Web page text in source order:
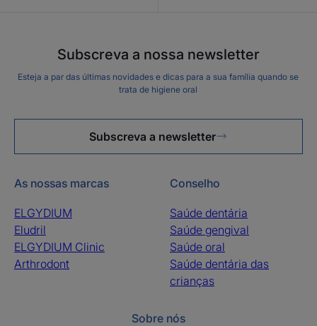
identificáveis pelas diferentes cores.
• FLEXÍVEL: limpeza completa facilitada por uma
rotação de 90° do escovilhão.
Subscreva a nossa newsletter
Esteja a par das últimas novidades e dicas para a sua família quando se
trata de higiene oral
Subscreva a newsletter
As nossas marcas
ELGYDIUM
Eludril
ELGYDIUM Clinic
Arthrodont
Conselho
Saúde dentária
Saúde gengival
Saúde oral
Saúde dentária das
crianças
Sobre nós